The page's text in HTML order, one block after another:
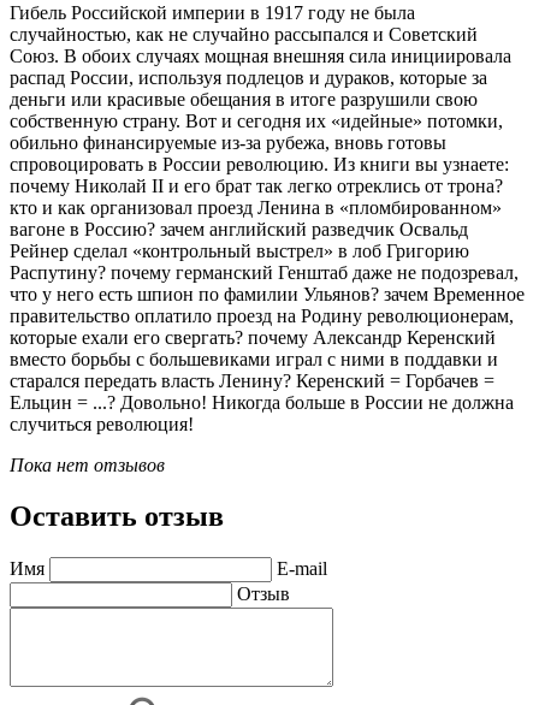
Гибель Российской империи в 1917 году не была
случайностью, как не случайно рассыпался и Советский
Союз. В обоих случаях мощная внешняя сила инициировала
распад России, используя подлецов и дураков, которые за
деньги или красивые обещания в итоге разрушили свою
собственную страну. Вот и сегодня их «идейные» потомки,
обильно финансируемые из-за рубежа, вновь готовы
спровоцировать в России революцию. Из книги вы узнаете:
почему Николай II и его брат так легко отреклись от трона?
кто и как организовал проезд Ленина в «пломбированном»
вагоне в Россию? зачем английский разведчик Освальд
Рейнер сделал «контрольный выстрел» в лоб Григорию
Распутину? почему германский Генштаб даже не подозревал,
что у него есть шпион по фамилии Ульянов? зачем Временное
правительство оплатило проезд на Родину революционерам,
которые ехали его свергать? почему Александр Керенский
вместо борьбы с большевиками играл с ними в поддавки и
старался передать власть Ленину? Керенский = Горбачев =
Ельцин = ...? Довольно! Никогда больше в России не должна
случиться революция!
Пока нет отзывов
Оставить отзыв
Имя
E-mail
Отзыв